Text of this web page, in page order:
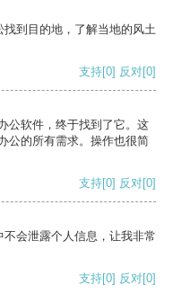
到目的地，了解当地的风土
支持[0] 反对[0]
公软件，终于找到了它。这
公的所有需求。操作也很简
支持[0] 反对[0]
会泄露个人信息，让我非常
支持[0] 反对[0]